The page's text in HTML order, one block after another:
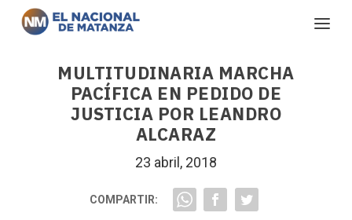
MULTITUDINARIA MARCHA
PACÍFICA EN PEDIDO DE
JUSTICIA POR LEANDRO
ALCARAZ
23 abril, 2018
COMPARTIR: